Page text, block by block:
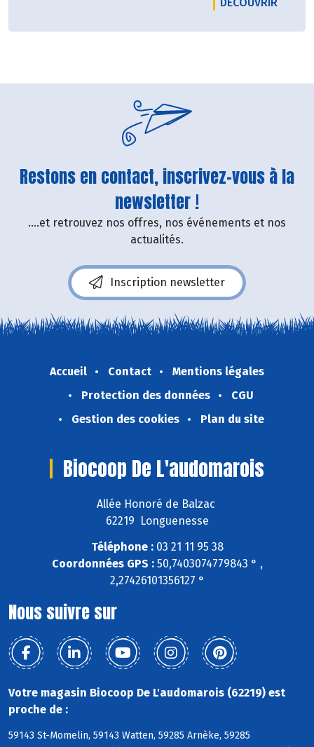
Restons en contact, inscrivez-vous à la
newsletter !
....et retrouvez nos offres, nos événements et nos
actualités.
Inscription newsletter
Accueil Contact
Mentions légales
Protection des données
CGU
Gestion des cookies
Plan du site
Biocoop De L'audomarois
Allée Honoré de Balzac
62219 Longuenesse
Téléphone :03 21 11 95 38
Coordonnées GPS :50,7403074779843 ° ,
2,27426101356127 °
Nous suivre sur
Votre magasin Biocoop De L'audomarois (62219) est
proche de :
59143 St-Momelin, 59143 Watten, 59285 Arnèke, 59285